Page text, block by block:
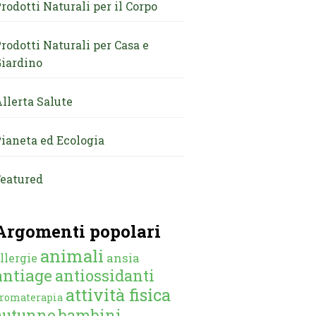
Naturali per il Corpo
Naturali per Casa e
Salute
ed Ecologia
popolari
animali ansia
antiossidanti
attività fisica